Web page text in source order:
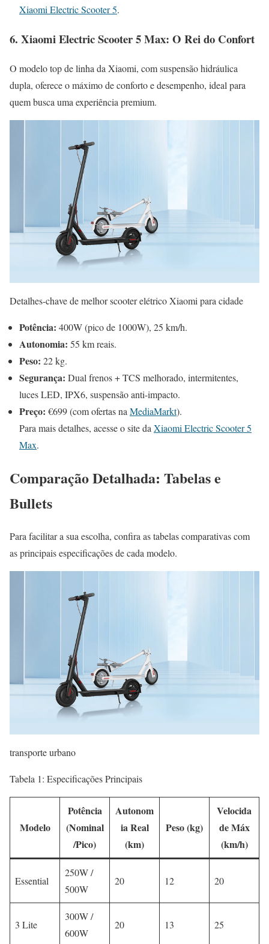
Xiaomi Electric Scooter 5.
6. Xiaomi Electric Scooter 5 Max: O Rei do Confort
O modelo top de linha da Xiaomi, com suspensão hidráulica
dupla, oferece o máximo de conforto e desempenho, ideal para
quem busca uma experiência premium.
Detalhes-chave de melhor scooter elétrico Xiaomi para cidade
Potência: 400W (pico de 1000W), 25 km/h.
Autonomia: 55 km reais.
Peso: 22 kg.
Segurança: Dual frenos + TCS melhorado, intermitentes,
luces LED, IPX6, suspensão anti-impacto.
Preço: €699 (com ofertas naMediaMarkt).
Para mais detalhes, acesse o site daXiaomi Electric Scooter 5
Max.
Comparação Detalhada: Tabelas e
Bullets
Para facilitar a sua escolha, confira as tabelas comparativas com
as principais especificações de cada modelo.
transporte urbano
Tabela 1: Especificações Principais
Modelo
Potência
(Nominal
/Pico)
Autonom
ia Real
(km)
Peso (kg)
Velocida
de Máx
(km/h)
Essential
250W /
500W
20 12 20
3 Lite
300W /
600W
20 13 25